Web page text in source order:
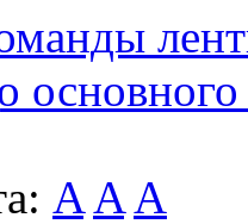
основного
A A A